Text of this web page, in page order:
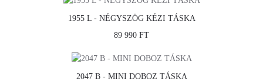
1955 L - NÉGYSZÖG KÉZI TÁSKA
89 990 FT
2047 B - MINI DOBOZ TÁSKA